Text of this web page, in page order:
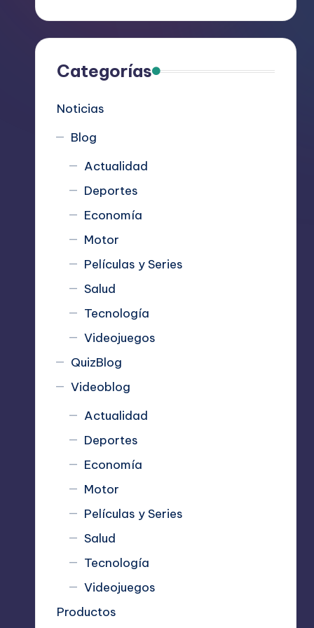
R
e
Categorías
Noticias
Blog
Actualidad
Deportes
Economía
Motor
Películas y Series
Salud
Tecnología
Videojuegos
QuizBlog
Videoblog
Actualidad
Deportes
Economía
Motor
Películas y Series
Salud
Tecnología
Videojuegos
Productos